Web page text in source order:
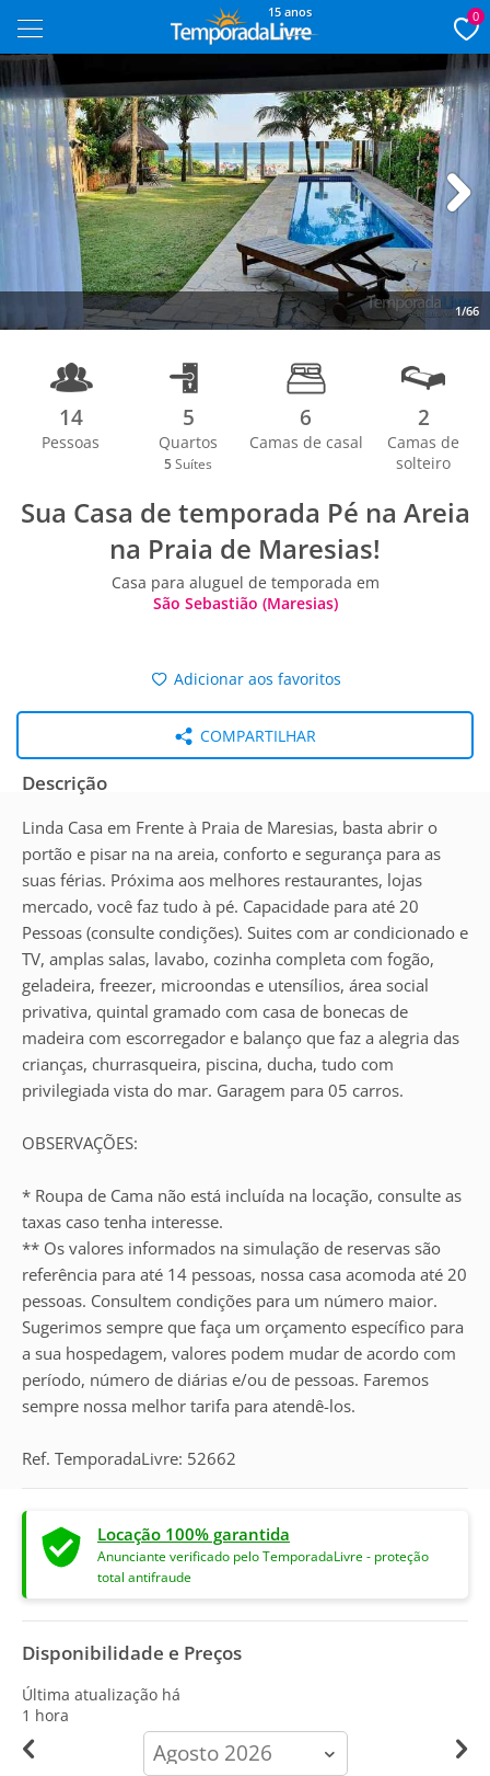
15 anos 0
1/66
14
Pessoas
5
Quartos
5 Suítes
6
Camas de casal
2
Camas de
solteiro
Sua Casa de temporada Pé na Areia
na Praia de Maresias!
Casa para aluguel de temporada em
São Sebastião (Maresias)
Adicionar aos favoritos
COMPARTILHAR
Descrição
Linda Casa em Frente à Praia de Maresias, basta abrir o
portão e pisar na na areia, conforto e segurança para as
suas férias. Próxima aos melhores restaurantes, lojas
mercado, você faz tudo à pé. Capacidade para até 20
Pessoas (consulte condições). Suites com ar condicionado e
TV, amplas salas, lavabo, cozinha completa com fogão,
geladeira, freezer, microondas e utensílios, área social
privativa, quintal gramado com casa de bonecas de
madeira com escorregador e balanço que faz a alegria das
crianças, churrasqueira, piscina, ducha, tudo com
privilegiada vista do mar. Garagem para 05 carros.
OBSERVAÇÕES:
* Roupa de Cama não está incluída na locação, consulte as
taxas caso tenha interesse.
** Os valores informados na simulação de reservas são
referência para até 14 pessoas, nossa casa acomoda até 20
pessoas. Consultem condições para um número maior.
Sugerimos sempre que faça um orçamento específico para
a sua hospedagem, valores podem mudar de acordo com
período, número de diárias e/ou de pessoas. Faremos
sempre nossa melhor tarifa para atendê-los.
Ref. TemporadaLivre: 52662
Locação 100% garantida
Anunciante verificado pelo TemporadaLivre - proteção
total antifraude
Disponibilidade e Preços
Última atualização há
1 hora
calendar-
month